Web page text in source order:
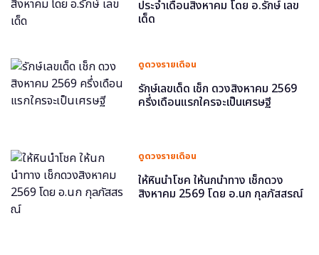
ประจำเดือนสิงหาคม โดย อ.รักษ์ เลข
เด็ด
ดูดวงรายเดือน
รักษ์เลขเด็ด เช็ก ดวงสิงหาคม 2569
ครึ่งเดือนแรกใครจะเป็นเศรษฐี
ดูดวงรายเดือน
ให้หินนำโชค ให้นกนำทาง เช็กดวง
สิงหาคม 2569 โดย อ.นก กุลภัสสรณ์